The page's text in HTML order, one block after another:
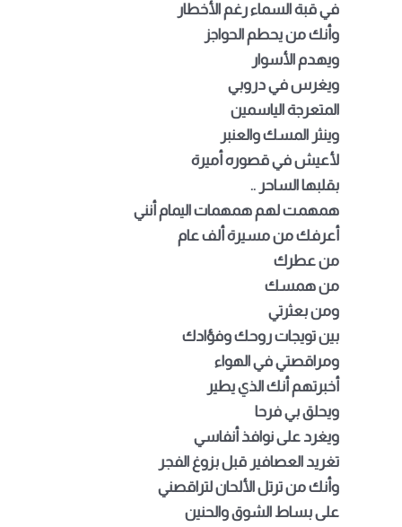
في قبة السماء رغم الأخطار
وأنك من يحطم الحواجز
ويهدم الأسوار
ويغرس في دروبي
المتعرجة الياسمين
وينثر المسك والعنبر
لأعيش في قصوره أميرة
بقلبها الساحر ..
همهمت لهم همهمات اليمام أنني
أعرفك من مسيرة ألف عام
من عطرك
من همسك
ومن بعثرتي
بين تويجات روحك وفؤادك
ومراقصتي في الهواء
أخبرتهم أنك الذي يطير
ويحلق بي فرحا
ويغرد على نوافذ أنفاسي
تغريد العصافير قبل بزوغ الفجر
وأنك من ترتل الألحان لتراقصني
على بساط الشوق والحنين